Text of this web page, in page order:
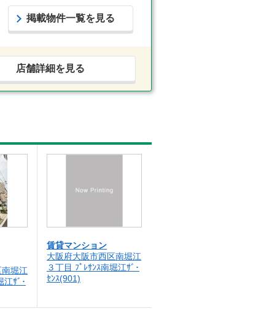
掲載物件一覧を見る
店舗詳細を見る
堀江
江ｻﾞ･
賃貸マンション
大阪府大阪市西区南堀江
３丁目 ﾌﾟﾚｻﾝｽ南堀江ｻﾞ･
ｾﾝｽ(901)